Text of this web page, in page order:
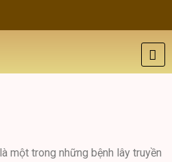
một trong những bệnh lây truyền